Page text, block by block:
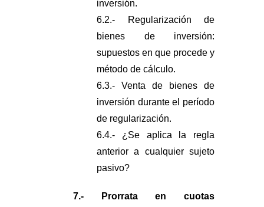
inversión.
6.2.- Regularización de
bienes de inversión:
supuestos en que procede y
método de cálculo.
6.3.- Venta de bienes de
inversión durante el período
de regularización.
6.4.- ¿Se aplica la regla
anterior a cualquier sujeto
pasivo?
7.- Prorrata en cuotas